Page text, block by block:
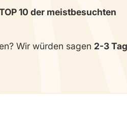
10 der meistbesuchten
Wir würden sagen 2-3